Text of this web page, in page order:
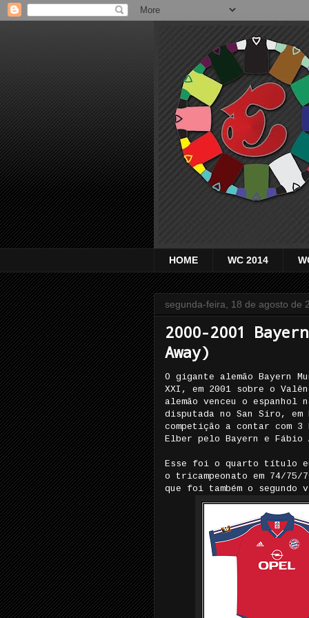
HOME WC 2014
segunda-feira, 18 de agosto de
2000-2001
Away)
O gigante alemão Bayern
XXI, em 2001 sobre o
alemão venceu o
disputada no San Siro,
competição a contar com
Elber pelo Bayern e
Esse foi o quarto título
o tricampeonato em 74/75/
que foi também o segundo